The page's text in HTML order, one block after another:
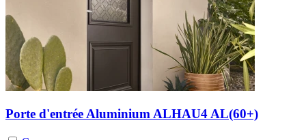
Porte d'entrée Aluminium ALHAU4 AL(60+)